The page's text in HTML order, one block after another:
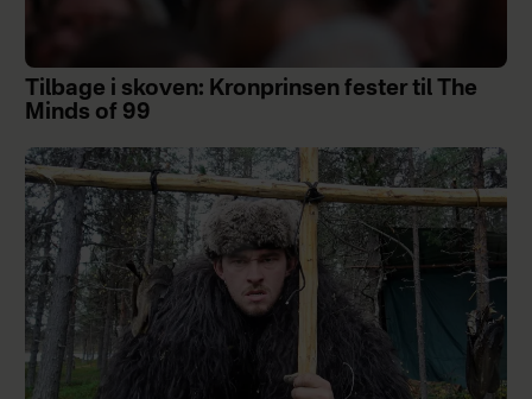
Tilbage i skoven: Kronprinsen fester til The
Minds of 99